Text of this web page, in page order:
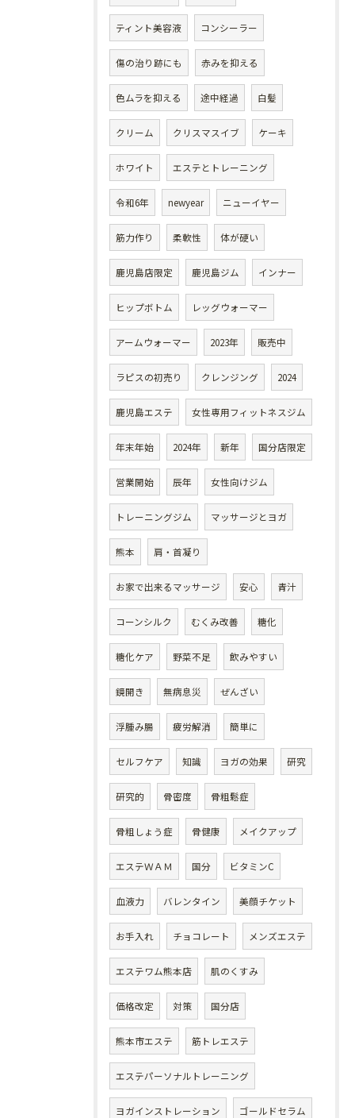
ティント美容液 コンシーラー
傷の治り跡にも 赤みを抑える
色ムラを抑える 途中経過 白髪
クリーム クリスマスイブ ケーキ
ホワイト エステとトレーニング
令和6年 newyear ニューイヤー
筋力作り 柔軟性 体が硬い
鹿児島店限定 鹿児島ジム インナー
ヒップボトム レッグウォーマー
アームウォーマー 2023年 販売中
ラピスの初売り クレンジング 2024
鹿児島エステ 女性専用フィットネスジム
年末年始 2024年 新年 国分店限定
営業開始 辰年 女性向けジム
トレーニングジム マッサージとヨガ
熊本 肩・首凝り
お家で出来るマッサージ 安心 青汁
コーンシルク むくみ改善 糖化
糖化ケア 野菜不足 飲みやすい
鏡開き 無病息災 ぜんざい
浮腫み腸 疲労解消 簡単に
セルフケア 知識 ヨガの効果 研究
研究的 骨密度 骨粗鬆症
骨粗しょう症 骨健康 メイクアップ
エステＷＡＭ 国分 ビタミンC
血液力 バレンタイン 美顔チケット
お手入れ チョコレート メンズエステ
エステワム熊本店 肌のくすみ
価格改定 対策 国分店
熊本市エステ 筋トレエステ
エステパーソナルトレーニング
ヨガインストレーション ゴールドセラム